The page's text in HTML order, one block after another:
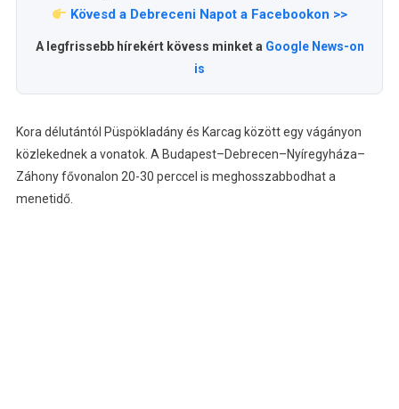
Kövesd a Debreceni Napot a Facebookon >>
A legfrissebb hírekért kövess minket a Google News-on
is
Kora délutántól Püspökladány és Karcag között egy vágányon
közlekednek a vonatok. A Budapest–Debrecen–Nyíregyháza–
Záhony fővonalon 20-30 perccel is meghosszabbodhat a
menetidő.